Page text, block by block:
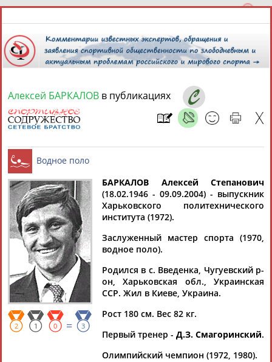
9 августа 2026 года,
СПОРТСМЕНЫ, ТРЕНЕРЫ И СПЕЦИАЛИСТЫ
Найдено: 1персона Расширенный поиск
Алексей
БАРКАЛОВ
Ваш запрос: "Алексей БАРКАЛОВ"
По условиям запроса публикаций нет
Алексей БАРКАЛОВ в публикациях
Водное поло
2 1 0 = 3
БАРКАЛОВ Алексей Степанович
(18.02.1946 - 09.09.2004) - выпускник
Харьковского политехнического
института (1972).
Заслуженный мастер спорта (1970,
водное поло).
Родился в с. Введенка, Чугуевский р-
он, Харьковская обл., Украинская
ССР. Жил в Киеве, Украина.
Рост 180 см. Вес 82 кг.
Первый тренер - Д.З. Смагоринский.
Олимпийский чемпион (1972, 1980).